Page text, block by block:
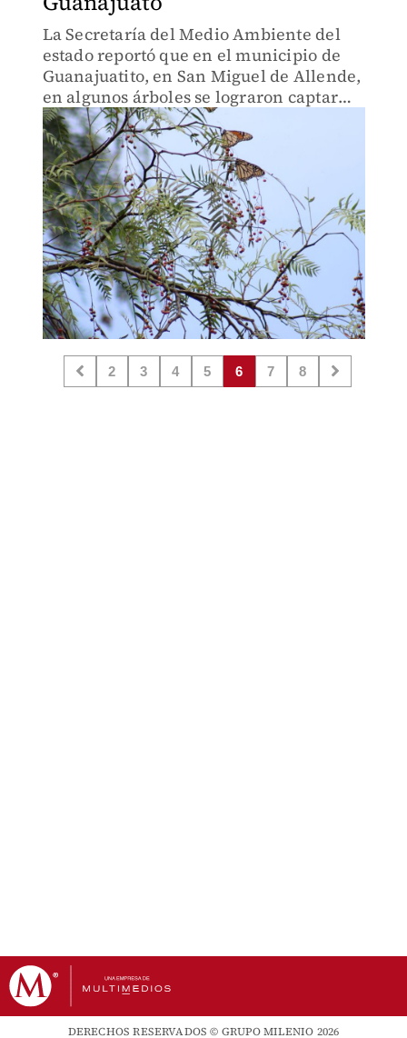
La Secretaría del Medio Ambiente del
estado reportó que en el municipio de
Guanajuatito, en San Miguel de Allende,
en algunos árboles se lograron captar
mariposas pernoctando.
2 3 4 5 6 7 8
DERECHOS RESERVADOS © GRUPO MILENIO 2026